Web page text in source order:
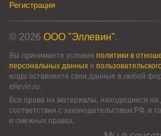
Регистрация
© 2026 ООО "Эллевин".
Вы принимаете условия политики в
персональных данных и
когда оставляете свои данные в любой
ellevin.ru.
Все права на материалы, находящиеся
соответствии с законодательством РФ, в
и смежных правах.